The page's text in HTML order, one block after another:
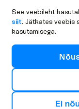
See veebileht
siit. Jätkates veebis
kasutamisega.
Nõu
Ei nõu